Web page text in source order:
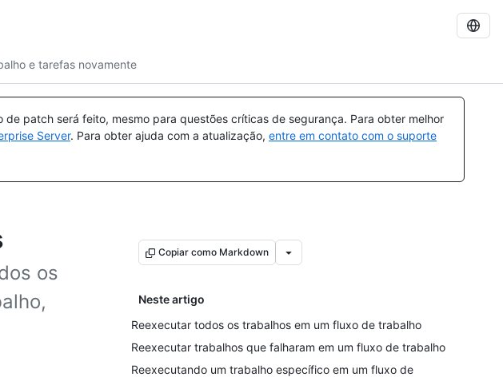
e tarefas novamente
de patch será feito, mesmo para questões críticas de segurança. Para obter melhor
Server. Para obter ajuda com a atualização, entre em contato com o suporte
os
Copiar como Markdown
Neste artigo
Reexecutar todos os trabalhos em um fluxo de trabalho
Reexecutar trabalhos que falharam em um fluxo de trabalho
Reexecutando um trabalho específico em um fluxo de